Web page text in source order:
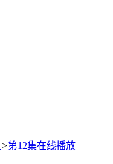
>第12集在线播放